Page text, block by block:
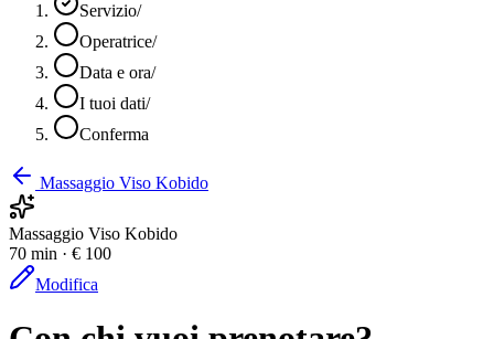
Servizio/
Operatrice/
Data e ora/
I tuoi dati/
Conferma
Massaggio Viso Kobido
Massaggio Viso Kobido
70 min · € 100
Modifica